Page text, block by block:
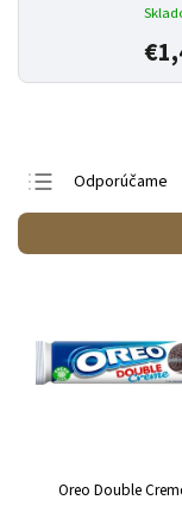
Odporúčame
Najlacnejšie
Najdrahšie
Oreo Double